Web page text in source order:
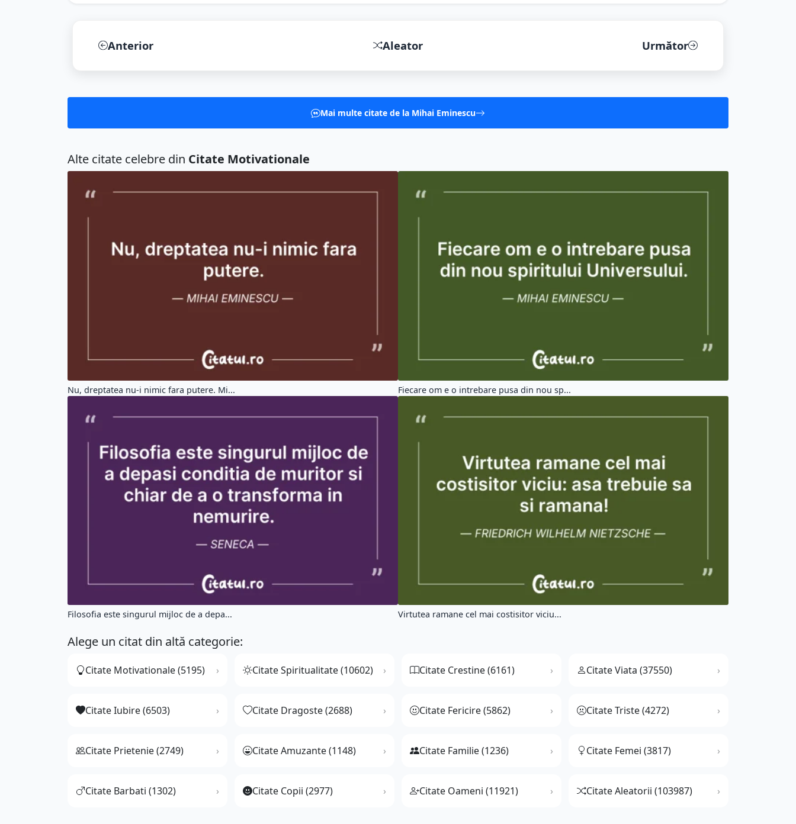
Anterior Aleator Următor
Mai multe citate de la Mihai Eminescu
Alte citate celebre din Citate Motivationale
Nu, dreptatea nu-i nimic fara putere. Mi... Fiecare om e o intrebare pusa din nou sp...
Filosofia este singurul mijloc de a depa... Virtutea ramane cel mai costisitor viciu...
Alege un citat din altă categorie:
Citate Motivationale (5195) Citate Spiritualitate (10602) Citate Crestine (6161) Citate Viata (37550)
Citate Iubire (6503) Citate Dragoste (2688) Citate Fericire (5862) Citate Triste (4272)
Citate Prietenie (2749) Citate Amuzante (1148) Citate Familie (1236) Citate Femei (3817)
Citate Barbati (1302) Citate Copii (2977) Citate Oameni (11921) Citate Aleatorii (103987)